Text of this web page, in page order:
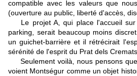
compatible avec les valeurs que
(ouverture au public, liberté d'accès,
Le projet A, qui place l'accueil sur
parking, serait beaucoup moins
un guichet-barrière et il rétrécirait
sérénité de l'esprit du Prat dels Cremats.
Seulement voilà, nous pensons
voient Montségur comme un objet